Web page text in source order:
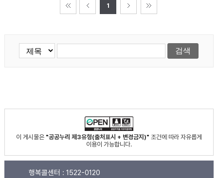
1
이 게시물은 "공공누리 제3유형(출처표시 + 변경금지)" 조건에 따라 자유롭게
이용이 가능합니다.
행복콜센터 : 1522-0120